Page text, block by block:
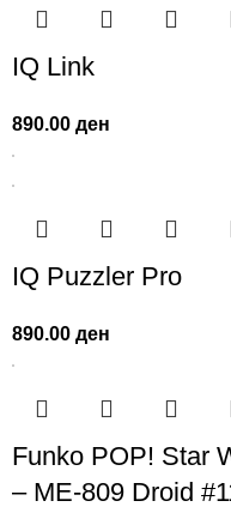
IQ Link
890.00ден
IQ Puzzler Pro
890.00ден
Funko POP! Star
– ME-809 Droid